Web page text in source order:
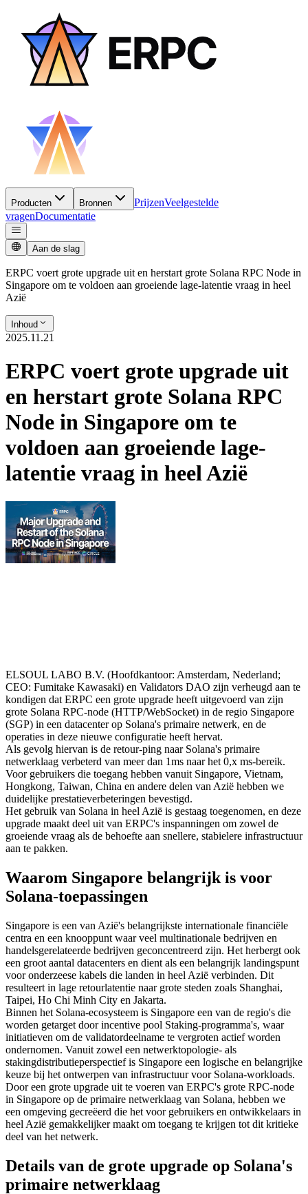
Producten Bronnen PrijzenVeelgestelde
vragenDocumentatie
Aan de slag
ERPC voert grote upgrade uit en herstart grote Solana RPC Node in
Singapore om te voldoen aan groeiende lage-latentie vraag in heel
Azië
Inhoud
2025.11.21
ERPC voert grote upgrade uit
en herstart grote Solana RPC
Node in Singapore om te
voldoen aan groeiende lage-
latentie vraag in heel Azië
ELSOUL LABO B.V. (Hoofdkantoor: Amsterdam, Nederland;
CEO: Fumitake Kawasaki) en Validators DAO zijn verheugd aan te
kondigen dat ERPC een grote upgrade heeft uitgevoerd van zijn
grote Solana RPC-node (HTTP/WebSocket) in de regio Singapore
(SGP) in een datacenter op Solana's primaire netwerk, en de
operaties in deze nieuwe configuratie heeft hervat.
Als gevolg hiervan is de retour-ping naar Solana's primaire
netwerklaag verbeterd van meer dan 1ms naar het 0,x ms-bereik.
Voor gebruikers die toegang hebben vanuit Singapore, Vietnam,
Hongkong, Taiwan, China en andere delen van Azië hebben we
duidelijke prestatieverbeteringen bevestigd.
Het gebruik van Solana in heel Azië is gestaag toegenomen, en deze
upgrade maakt deel uit van ERPC's inspanningen om zowel de
groeiende vraag als de behoefte aan snellere, stabielere infrastructuur
aan te pakken.
Waarom Singapore belangrijk is voor
Solana-toepassingen
Singapore is een van Azië's belangrijkste internationale financiële
centra en een knooppunt waar veel multinationale bedrijven en
handelsgerelateerde bedrijven geconcentreerd zijn. Het herbergt ook
een groot aantal datacenters en dient als een belangrijk landingspunt
voor onderzeese kabels die landen in heel Azië verbinden. Dit
resulteert in lage retourlatentie naar grote steden zoals Shanghai,
Taipei, Ho Chi Minh City en Jakarta.
Binnen het Solana-ecosysteem is Singapore een van de regio's die
worden getarget door incentive pool Staking-programma's, waar
initiatieven om de validatordeelname te vergroten actief worden
ondernomen. Vanuit zowel een netwerktopologie- als
stakingdistributieperspectief is Singapore een logische en belangrijke
keuze bij het ontwerpen van infrastructuur voor Solana-workloads.
Door een grote upgrade uit te voeren van ERPC's grote RPC-node
in Singapore op de primaire netwerklaag van Solana, hebben we
een omgeving gecreëerd die het voor gebruikers en ontwikkelaars in
heel Azië gemakkelijker maakt om toegang te krijgen tot dit kritieke
deel van het netwerk.
Details van de grote upgrade op Solana's
primaire netwerklaag